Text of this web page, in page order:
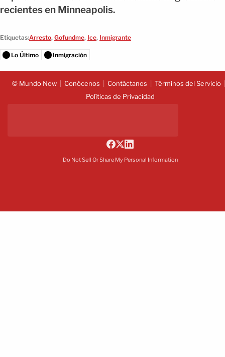
recientes en Minneapolis.
Etiquetas:Arresto, Gofundme, Ice, Inmigrante
Lo Último Inmigración
© Mundo Now Conócenos Contáctanos
Términos del Servicio
Políticas de Privacidad
Do Not Sell Or Share My Personal Information